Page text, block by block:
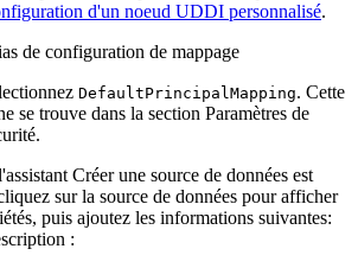
d'un noeud UDDI personnalisé.
de configuration de mappage
DefaultPrincipalMapping. Cette
se trouve dans la section Paramètres de
Créer une source de données est
sur la source de données pour afficher
puis ajoutez les informations suivantes:
: